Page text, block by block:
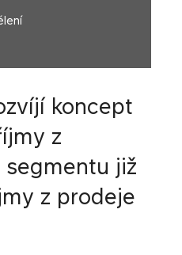
koncept
z
segmentu již
z prodeje